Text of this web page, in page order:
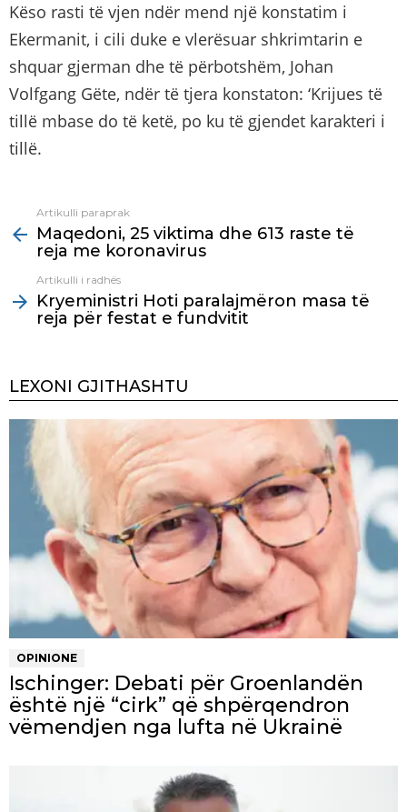
Këso rasti të vjen ndër mend një konstatim i
Ekermanit, i cili duke e vlerësuar shkrimtarin e
shquar gjerman dhe të përbotshëm, Johan
Volfgang Gëte, ndër të tjera konstaton: ‘Krijues të
tillë mbase do të ketë, po ku të gjendet karakteri i
tillë.
more
Artikulli paraprak
Maqedoni, 25 viktima dhe 613 raste të
reja me koronavirus
Artikulli i radhës
Kryeministri Hoti paralajmëron masa të
reja për festat e fundvitit
LEXONI GJITHASHTU
OPINIONE
Ischinger: Debati për Groenlandën
është një “cirk” që shpërqendron
vëmendjen nga lufta në Ukrainë